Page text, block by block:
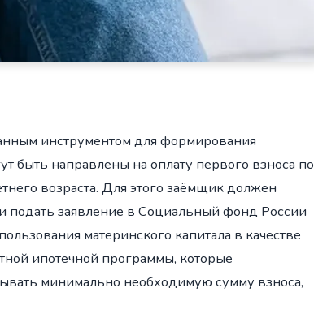
инструментом для формирования
быть направлены на оплату первого взноса по
возраста. Для этого заёмщик должен
подать заявление в Социальный фонд России
материнского капитала в качестве
ипотечной программы, которые
минимально необходимую сумму взноса,